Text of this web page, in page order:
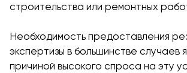
строительства или ремонтных
Необходимость предоставления
экспертизы в большинстве случаев
причиной высокого спроса на эту